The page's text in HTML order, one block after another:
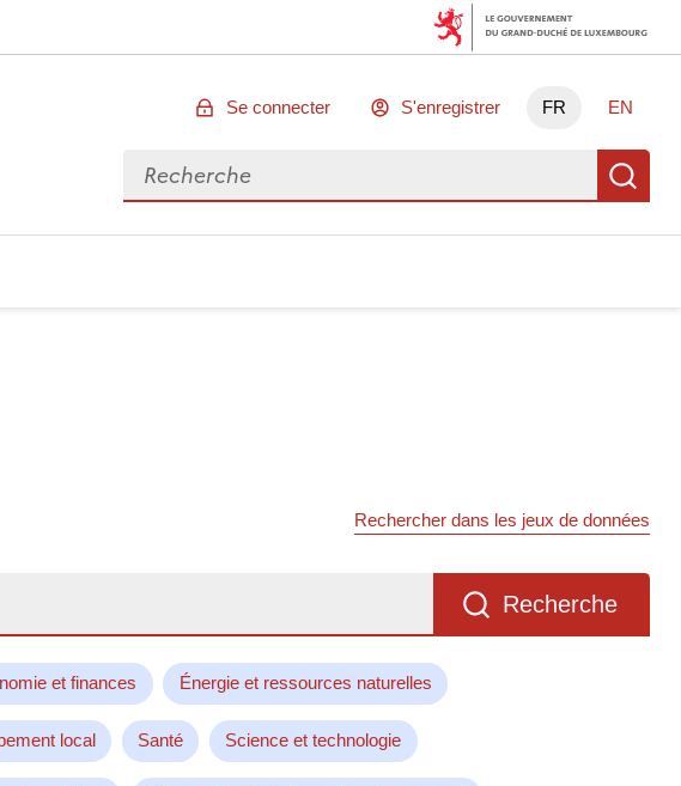
Se connecter S'enregistrer FR EN
Rechercher des données
Rechercher dans les jeux de données
Recherche
et finances Énergie et ressources naturelles
local Santé Science et technologie